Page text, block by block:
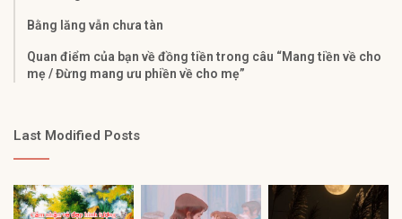
Bằng lăng vẫn chưa tàn
Quan điểm của bạn về đồng tiền trong câu “Mang tiền về cho
mẹ / Đừng mang ưu phiền về cho mẹ”
Last Modified Posts